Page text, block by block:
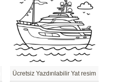
Ücretsiz Yazdırılabilir Yat resim